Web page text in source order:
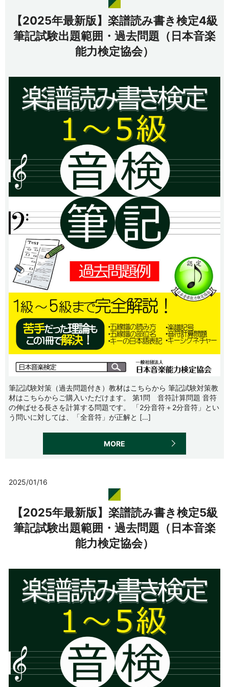
【2025年最新版】楽譜読み書き検定4級
筆記試験出題範囲・過去問題（日本音楽
能力検定協会）
筆記試験対策（過去問題付き）教材はこちらから 筆記試験対策教
材はこちらからご購入いただけます。 第1問 音符計算問題 音符
の伸ばせる長さを計算する問題です。 「2分音符＋2分音符」とい
う問いに対しては、「全音符」が正解と […]
MORE
2025/01/16
【2025年最新版】楽譜読み書き検定5級
筆記試験出題範囲・過去問題（日本音楽
能力検定協会）